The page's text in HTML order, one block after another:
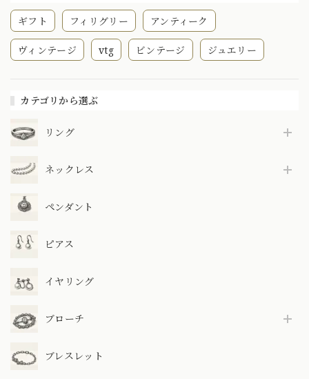
ギフト フィリグリー アンティーク
ヴィンテージ vtg ビンテージ ジュエリー
カテゴリから選ぶ
リング
ネックレス
ペンダント
ピアス
イヤリング
ブローチ
ブレスレット